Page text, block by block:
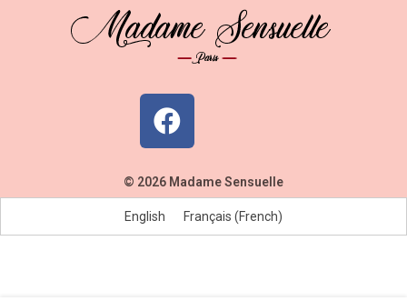
© 2026 Madame Sensuelle
English Français (French)